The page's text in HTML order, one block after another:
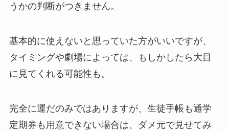
うかの判断がつきません。
基本的に使えないと思っていた方がいいですが、
タイミングや劇場によっては、もしかしたら大目
に見てくれる可能性も。
完全に運だのみではありますが、生徒手帳も通学
定期券も用意できない場合は、ダメ元で見せてみ